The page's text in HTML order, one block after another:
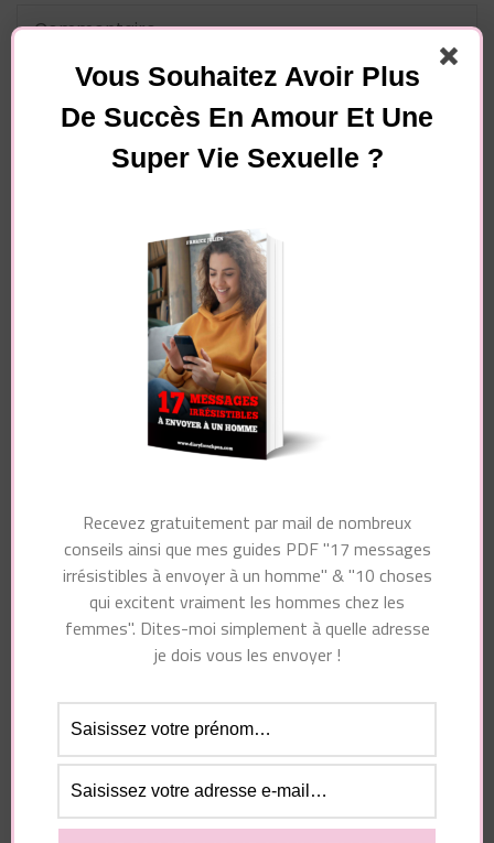
Enregistrer mon nom, mon e-mail et mon site dans
le navigateur pour mon prochain commentaire.
Vous Souhaitez Avoir Plus
De Succès En Amour Et Une
Super Vie Sexuelle ?
Recevez gratuitement par mail de nombreux
conseils ainsi que mes guides PDF "17 messages
irrésistibles à envoyer à un homme" & "10 choses
qui excitent vraiment les hommes chez les
femmes". Dites-moi simplement à quelle adresse
je dois vous les envoyer !